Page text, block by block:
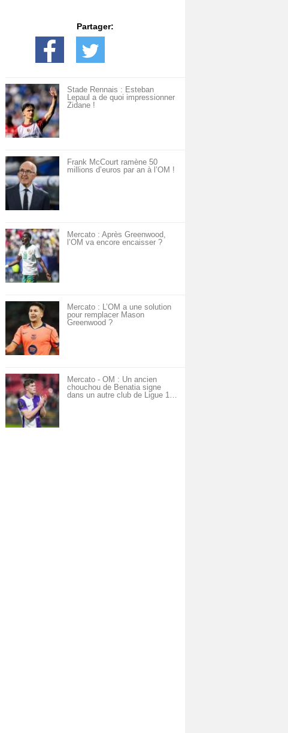
Partager:
Stade Rennais : Esteban
Lepaul a de quoi impressionner
Zidane !
Frank McCourt ramène 50
millions d’euros par an à l’OM !
Mercato : Après Greenwood,
l’OM va encore encaisser ?
Mercato : L’OM a une solution
pour remplacer Mason
Greenwood ?
Mercato - OM : Un ancien
chouchou de Benatia signe
dans un autre club de Ligue 1…